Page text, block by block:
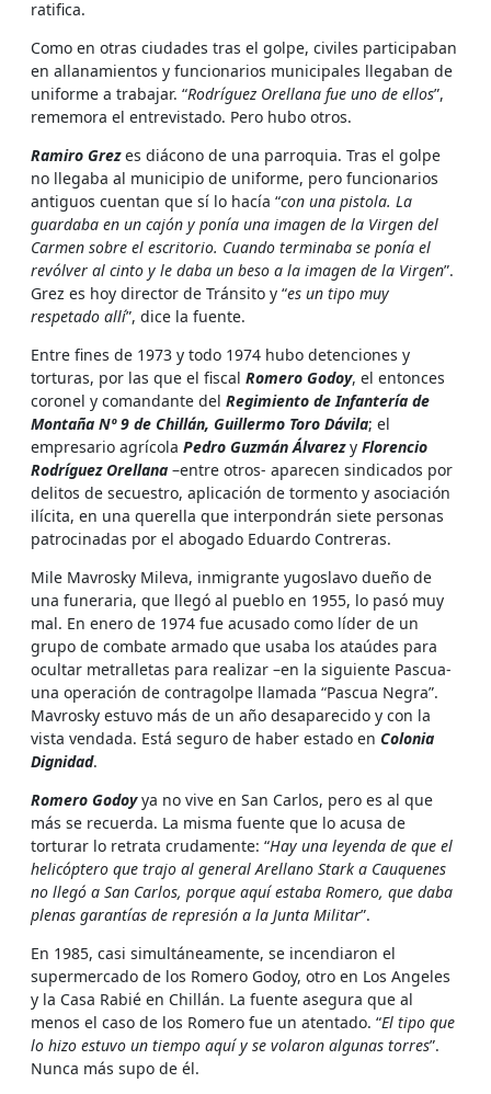
ratifica.
Como en otras ciudades tras el golpe, civiles participaban
en allanamientos y funcionarios municipales llegaban de
uniforme a trabajar. “Rodríguez Orellana fue uno de ellos”,
rememora el entrevistado. Pero hubo otros.
Ramiro Grezes diácono de una parroquia. Tras el golpe
no llegaba al municipio de uniforme, pero funcionarios
antiguos cuentan que sí lo hacía “con una pistola. La
guardaba en un cajón y ponía una imagen de la Virgen del
Carmen sobre el escritorio. Cuando terminaba se ponía el
revólver al cinto y le daba un beso a la imagen de la Virgen”.
Grez es hoy director de Tránsito y “es un tipo muy
respetado allí”, dice la fuente.
Entre fines de 1973 y todo 1974 hubo detenciones y
torturas, por las que el fiscal Romero Godoy, el entonces
coronel y comandante del Regimiento de Infantería de
Montaña Nº 9 de Chillán, Guillermo Toro Dávila; el
empresario agrícola Pedro Guzmán Álvarezy Florencio
Rodríguez Orellana –entre otros- aparecen sindicados por
delitos de secuestro, aplicación de tormento y asociación
ilícita, en una querella que interpondrán siete personas
patrocinadas por el abogado Eduardo Contreras.
Mile Mavrosky Mileva, inmigrante yugoslavo dueño de
una funeraria, que llegó al pueblo en 1955, lo pasó muy
mal. En enero de 1974 fue acusado como líder de un
grupo de combate armado que usaba los ataúdes para
ocultar metralletas para realizar –en la siguiente Pascua-
una operación de contragolpe llamada “Pascua Negra”.
Mavrosky estuvo más de un año desaparecido y con la
vista vendada. Está seguro de haber estado en Colonia
Dignidad.
Romero Godoyya no vive en San Carlos, pero es al que
más se recuerda. La misma fuente que lo acusa de
torturar lo retrata crudamente: “Hay una leyenda de que el
helicóptero que trajo al general Arellano Stark a Cauquenes
no llegó a San Carlos, porque aquí estaba Romero, que daba
plenas garantías de represión a la Junta Militar”.
En 1985, casi simultáneamente, se incendiaron el
supermercado de los Romero Godoy, otro en Los Angeles
y la Casa Rabié en Chillán. La fuente asegura que al
menos el caso de los Romero fue un atentado. “El tipo que
lo hizo estuvo un tiempo aquí y se volaron algunas torres”.
Nunca más supo de él.